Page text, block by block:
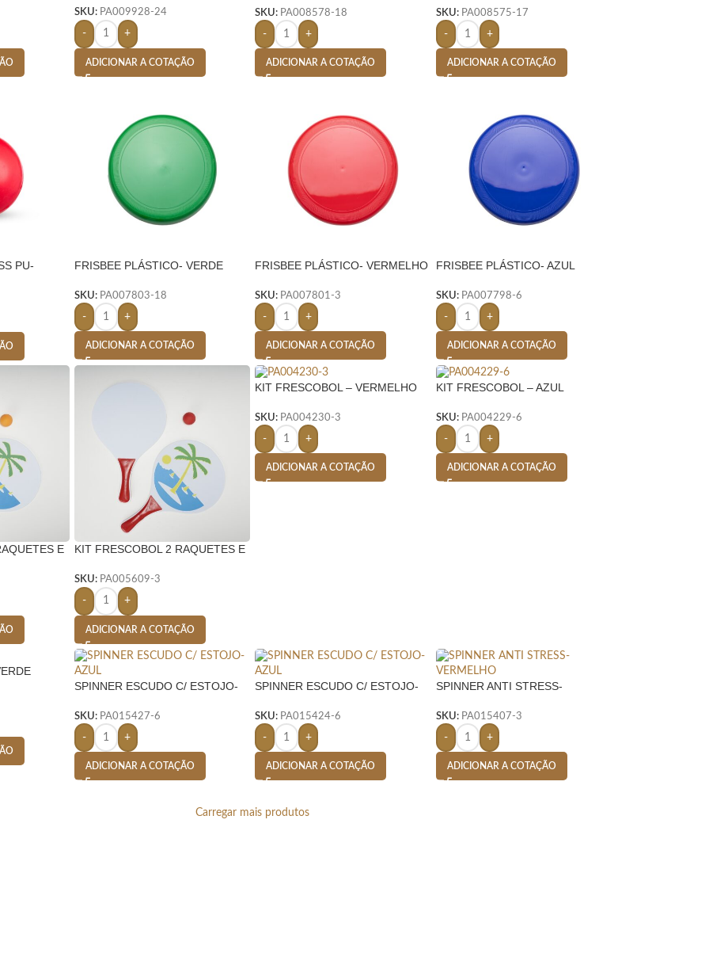
SKU: PA009928-24
- +
ADICIONAR A COTAÇÃO
SKU: PA008578-18
- +
ADICIONAR A COTAÇÃO
SKU: PA008575-17
- +
ADICIONAR A COTAÇÃO
PU-
FRISBEE PLÁSTICO- VERDE
SKU: PA007803-18
- +
ADICIONAR A COTAÇÃO
FRISBEE PLÁSTICO- VERMELHO
SKU: PA007801-3
- +
ADICIONAR A COTAÇÃO
FRISBEE PLÁSTICO- AZUL
SKU: PA007798-6
- +
ADICIONAR A COTAÇÃO
E
KIT FRESCOBOL 2 RAQUETES E
SKU: PA005609-3
- +
ADICIONAR A COTAÇÃO
KIT FRESCOBOL – VERMELHO
SKU: PA004230-3
- +
ADICIONAR A COTAÇÃO
KIT FRESCOBOL – AZUL
SKU: PA004229-6
- +
ADICIONAR A COTAÇÃO
SPINNER ESCUDO C/ ESTOJO-
SKU: PA015427-6
- +
ADICIONAR A COTAÇÃO
SPINNER ESCUDO C/ ESTOJO-
SKU: PA015424-6
- +
ADICIONAR A COTAÇÃO
SPINNER ANTI STRESS-
SKU: PA015407-3
- +
ADICIONAR A COTAÇÃO
Carregar mais produtos